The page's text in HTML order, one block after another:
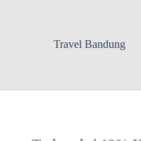
Travel Bandung